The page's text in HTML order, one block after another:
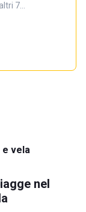
7…
vela
nel